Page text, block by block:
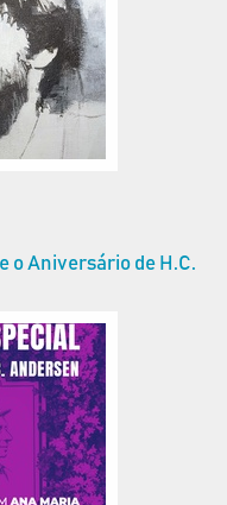
o Aniversário de H.C.